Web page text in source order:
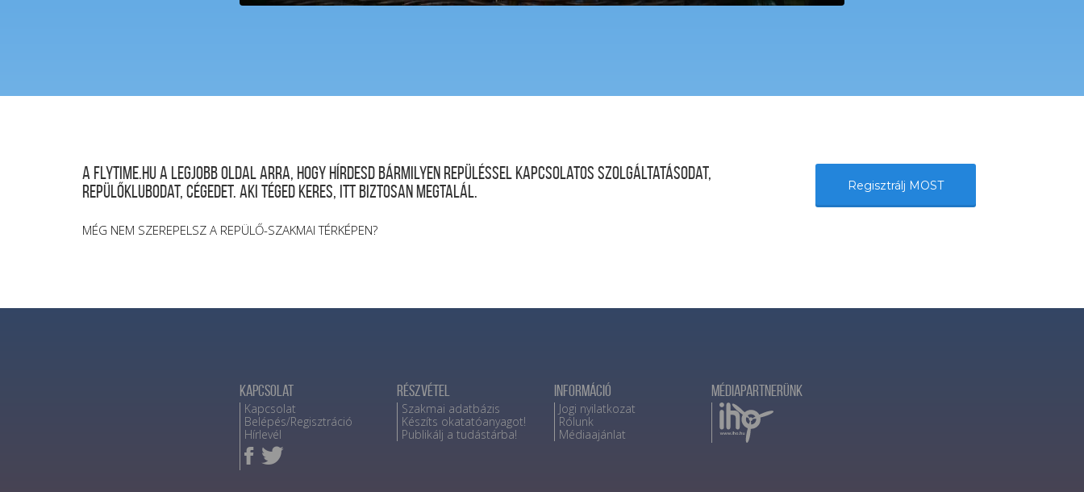
A FLYTIME.HU a legjobb oldal arra, hogy hírdesd bármilyen repüléssel kapcsolatos szolgáltatásodat,
repülőklubodat, cégedet. Aki téged keres, itt biztosan megtalál.
MÉG NEM SZEREPELSZ A REPÜLŐ-SZAKMAI TÉRKÉPEN?
Regisztrálj MOST
Kapcsolat
Kapcsolat
Belépés/Regisztráció
Hírlevél
Részvétel
Szakmai adatbázis
Készíts okatatóanyagot!
Publikálj a tudástárba!
Információ
Jogi nyilatkozat
Rólunk
Médiaajánlat
Médiapartnerünk